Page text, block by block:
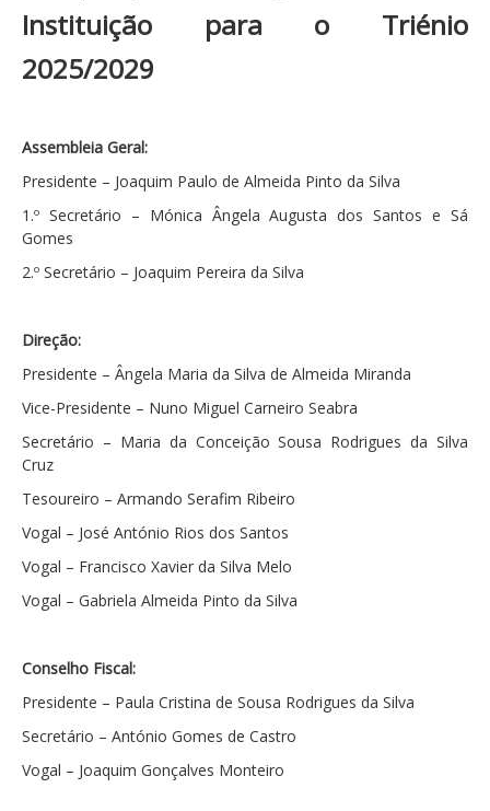
Instituição para o Triénio
2025/2029
Assembleia Geral:
Presidente – Joaquim Paulo de Almeida Pinto da Silva
1.º Secretário – Mónica Ângela Augusta dos Santos e Sá
Gomes
2.º Secretário – Joaquim Pereira da Silva
Direção:
Presidente – Ângela Maria da Silva de Almeida Miranda
Vice-Presidente – Nuno Miguel Carneiro Seabra
Secretário – Maria da Conceição Sousa Rodrigues da Silva
Cruz
Tesoureiro – Armando Serafim Ribeiro
Vogal – José António Rios dos Santos
Vogal – Francisco Xavier da Silva Melo
Vogal – Gabriela Almeida Pinto da Silva
Conselho Fiscal:
Presidente – Paula Cristina de Sousa Rodrigues da Silva
Secretário – António Gomes de Castro
Vogal – Joaquim Gonçalves Monteiro